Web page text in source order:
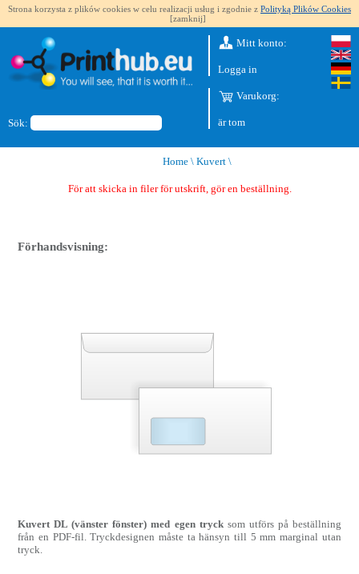
Strona korzysta z plików cookies w celu realizacji usług i zgodnie z Polityką Plików Cookies
[zamknij]
Sök:
Mitt konto:
Logga in
Varukorg:
är tom
Home \ Kuvert \
För att skicka in filer för utskrift, gör en beställning.
Förhandsvisning:
Kuvert DL (vänster fönster) med egen trycksom utförs på beställning
från en PDF-fil. Tryckdesignen måste ta hänsyn till 5 mm marginal utan
tryck.